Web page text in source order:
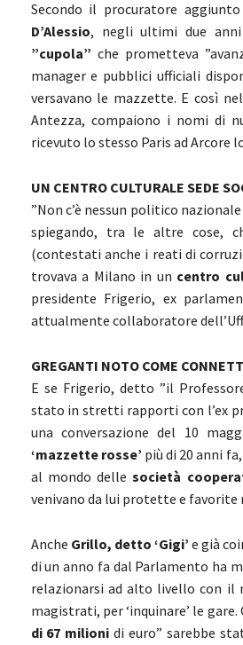
Secondo il procuratore aggiunto
D’Alessio, negli ultimi due anni
”cupola” che prometteva
manager e pubblici ufficiali
versavano le mazzette. E così
Antezza, compaiono i nomi di
ricevuto lo stesso Paris ad Arcore
UN CENTRO CULTURALE SEDE
”Non c’è nessun politico
spiegando, tra le altre cose,
(contestati anche i reati di
trovava a Milano in un centro
presidente Frigerio, ex
attualmente collaboratore
GREGANTI NOTO COME
E se Frigerio, detto ”il
stato in stretti rapporti con l’ex
una conversazione del 10
‘mazzette rosse’ più di 20 anni
al mondo dellesocietà
venivano da lui protette e favorite
Anche Grillo, detto ‘Gigi’ e già
di un anno fa dal Parlamento ha
relazionarsi ad alto livello con il
magistrati, per ‘inquinare’ le
di 67 milioni di euro” sarebbe